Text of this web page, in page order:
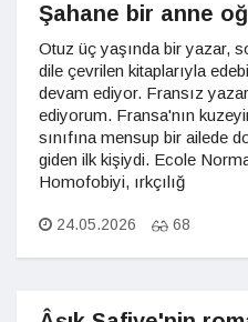
Şahane bir anne
Otuz üç yaşında bir yazar,
dile çevrilen kitaplarıyla
devam ediyor. Fransız
ediyorum. Fransa'nın
sınıfına mensup bir ailede
giden ilk kişiydi. Ecole
Homofobiyi, ırkçılığ
24.05.2026 68